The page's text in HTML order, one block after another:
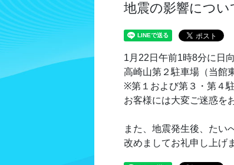
地震の影響につい
1月22日午前1時8分に日
高崎山第２駐車場（当館
※第１および第３・第４
お客様には大変ご迷惑を
また、地震発生後、たい
改めましてお礼申し上げ